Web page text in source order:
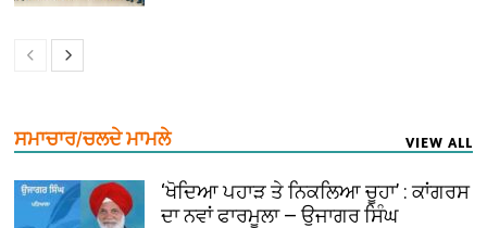
ਸਮਾਚਾਰ/ਚਲਦੇ ਮਾਮਲੇ VIEW ALL
‘ਖੋਦਿਆ ਪਹਾੜ ਤੇ ਨਿਕਲਿਆ ਚੂਹਾ’ : ਕਾਂਗਰਸ
ਦਾ ਨਵਾਂ ਫਾਰਮੂਲਾ — ਉਜਾਗਰ ਸਿੰਘ